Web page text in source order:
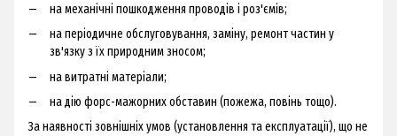
на механічні пошкодження проводів і роз'ємів;
на періодичне обслуговування, заміну, ремонт частин у
зв'язку з їх природним зносом;
на витратні матеріали;
на дію форс-мажорних обставин (пожежа, повінь тощо).
За наявності зовнішніх умов (установлення та експлуатації), що не